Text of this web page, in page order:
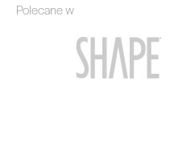
Polecane w